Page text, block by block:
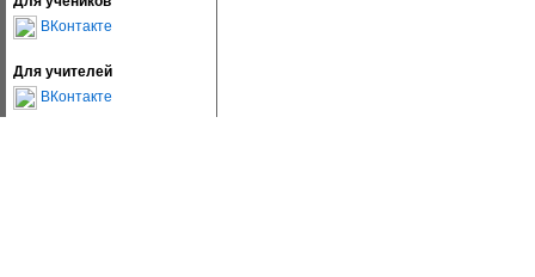
ВКонтакте
Для учителей
ВКонтакте